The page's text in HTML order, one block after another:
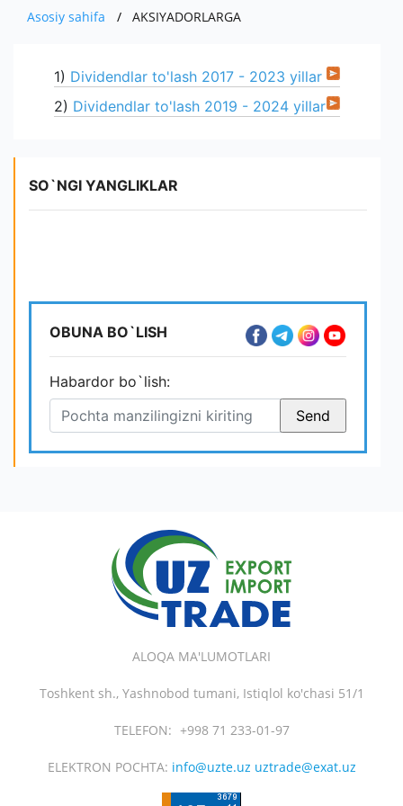
RAHBARIYAT
QISHLOQ XO'JALIGI MAHSULOTLARI
HISOBOTLAR
MUHIM FAKTLAR
EKSPORT
AUTSORSING
KO'RGAZMALAR
YANGILIKLAR
MUROJAAT
YUR-JIS. SHAXSLAR MUROJAATI
E'LONLAR
Asosiy sahifa AKSIYADORLARGA
1) Dividendlar to'lash 2017 - 2023 yillar
2) Dividendlar to'lash 2019 - 2024 yillar
SO`NGI YANGLIKLAR
OBUNA BO`LISH
Habardor bo`lish:
ALOQA MA'LUMOTLARI
Toshkent sh., Yashnobod tumani, Istiqlol ko'chasi 51/1
TELEFON: +998 71 233-01-97
ELEKTRON POCHTA: info@uzte.uz uztrade@exat.uz